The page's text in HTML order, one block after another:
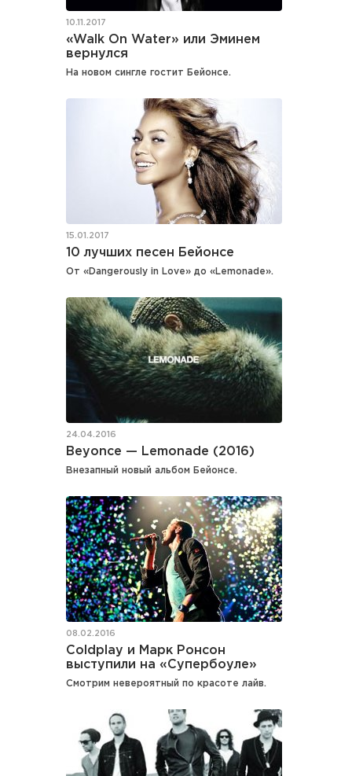
10.11.2017
«Walk On Water» или Эминем
вернулся
На новом сингле гостит Бейонсе.
15.01.2017
10 лучших песен Бейонсе
От «Dangerously in Love» до «Lemonade».
24.04.2016
Beyonce — Lemonade (2016)
Внезапный новый альбом Бейонсе.
08.02.2016
Coldplay и Марк Ронсон
выступили на «Супербоуле»
Смотрим невероятный по красоте лайв.